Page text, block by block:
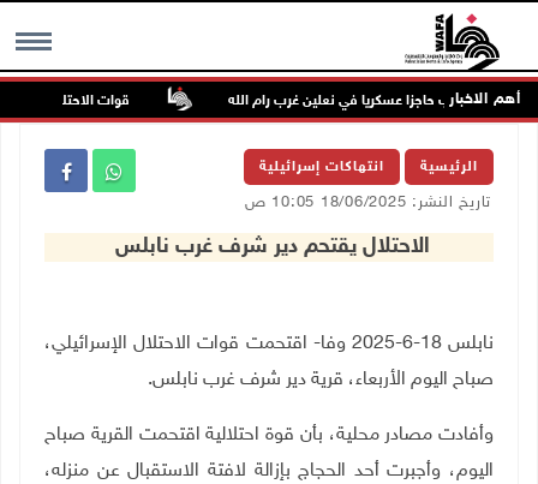
MENU أهم الاخبارينصب حاجزا عسكريا في نعلين غرب رام الله قوات الاحتلال تغلق
الرئيسية انتهاكات إسرائيلية
تاريخ النشر: 18/06/2025 10:05 ص
الاحتلال يقتحم دير شرف غرب نابلس
نابلس 18-6-2025 وفا- اقتحمت قوات الاحتلال الإسرائيلي،
صباح اليوم الأربعاء، قرية دير شرف غرب نابلس.
وأفادت مصادر محلية، بأن قوة احتلالية اقتحمت القرية صباح
اليوم، وأجبرت أحد الحجاج بإزالة لافتة الاستقبال عن منزله،